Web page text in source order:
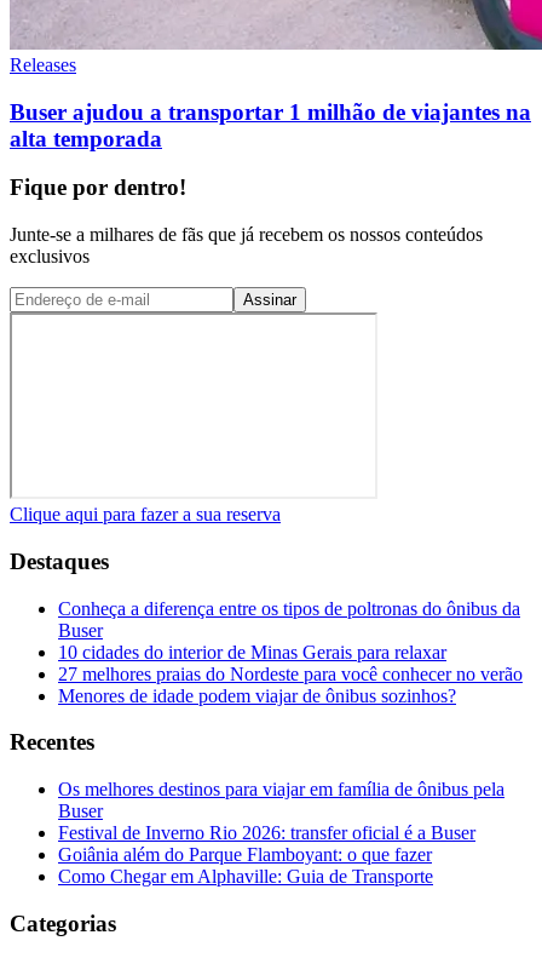
Releases
Buser ajudou a transportar 1 milhão de viajantes na
alta temporada
Fique por dentro!
Junte-se a milhares de fãs que já recebem os nossos conteúdos
exclusivos
Assinar
Clique aqui para fazer a sua reserva
Destaques
Conheça a diferença entre os tipos de poltronas do ônibus da
Buser
10 cidades do interior de Minas Gerais para relaxar
27 melhores praias do Nordeste para você conhecer no verão
Menores de idade podem viajar de ônibus sozinhos?
Recentes
Os melhores destinos para viajar em família de ônibus pela
Buser
Festival de Inverno Rio 2026: transfer oficial é a Buser
Goiânia além do Parque Flamboyant: o que fazer
Como Chegar em Alphaville: Guia de Transporte
Categorias